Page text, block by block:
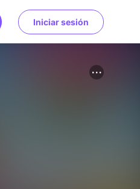
Iniciar sesión